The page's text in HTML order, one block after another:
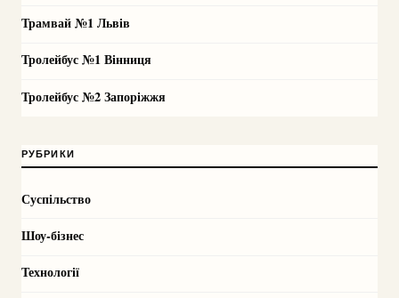
Трамвай №1 Львів
Тролейбус №1 Вінниця
Тролейбус №2 Запоріжжя
РУБРИКИ
Суспільство
Шоу-бізнес
Технології